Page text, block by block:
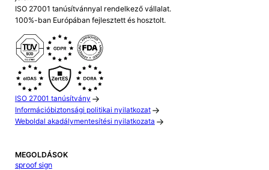
ISO 27001 tanúsítvánnyal rendelkező vállalat.
100%-ban Európában fejlesztett és hosztolt.
ISO 27001 tanúsítvány
Információbiztonsági politikai nyilatkozat
Weboldal akadálymentesítési nyilatkozata
MEGOLDÁSOK
sproof sign